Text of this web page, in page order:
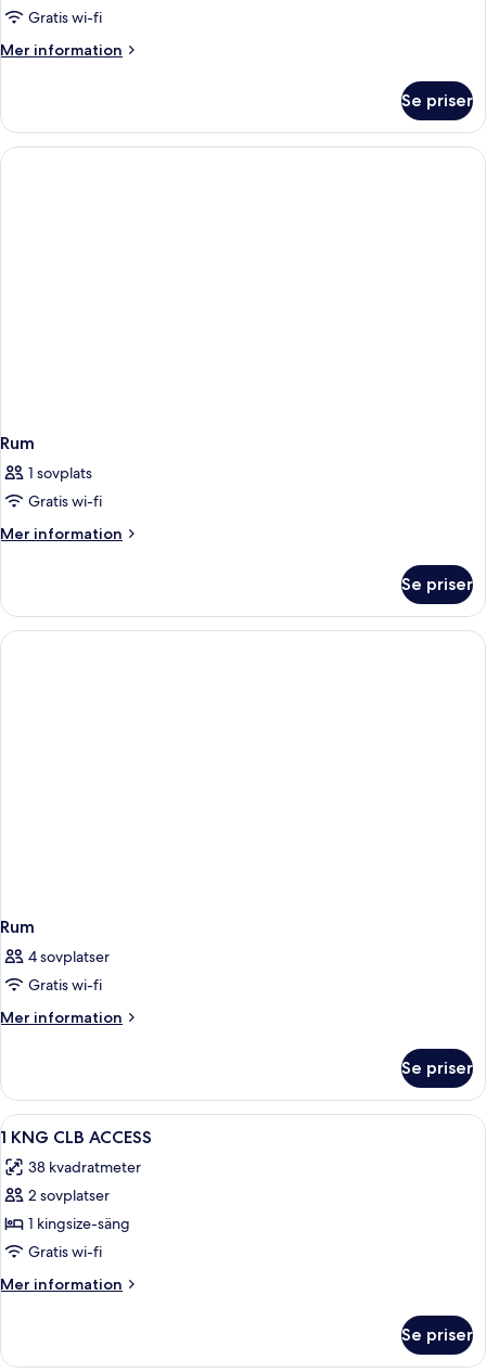
Gratis wi-fi
Mer information
Mer
Grand
(2
Bedroom
Se priser
Rum
1 sovplats
Gratis wi-fi
Mer information
Mer
Se priser
Rum
4 sovplatser
Gratis wi-fi
Mer information
Mer
Se priser
Öppna
alla
foton
för
1
KNG
CLB
ACCESS
Sängtillbehör av högsta kvalitet,
8
1 KNG CLB ACCESS
38 kvadratmeter
2 sovplatser
1 kingsize-säng
Gratis wi-fi
Mer information
Mer
KNG
Se priser